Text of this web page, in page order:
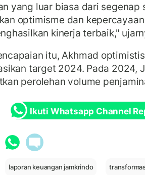
yang luar biasa dari segenap
optimisme dan
kinerja terbaik,"
itu, Akhmad
target 2024. Pada 2024,
perolehan volume
Ikuti Whatsapp Channel
laporan keuangan jamkrindo